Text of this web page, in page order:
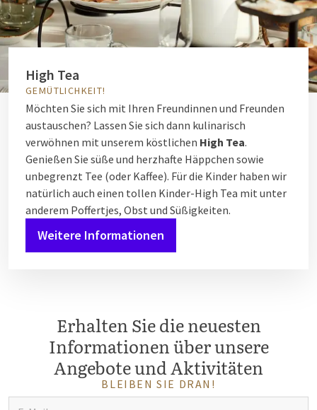
High Tea
GEMÜTLICHKEIT!
Möchten Sie sich mit Ihren Freundinnen und Freunden
austauschen? Lassen Sie sich dann kulinarisch
verwöhnen mit unserem köstlichen High Tea.
Genießen Sie süße und herzhafte Häppchen sowie
unbegrenzt Tee (oder Kaffee). Für die Kinder haben wir
natürlich auch einen tollen Kinder-High Tea mit unter
anderem Poffertjes, Obst und Süßigkeiten.
Weitere Informationen
Erhalten Sie die neuesten
Informationen über unsere
Angebote und Aktivitäten
BLEIBEN SIE DRAN!